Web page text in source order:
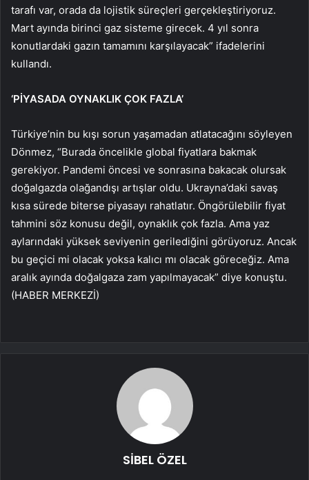
tarafı var, orada da lojistik süreçleri gerçekleştiriyoruz.
Mart ayında birinci gaz sisteme girecek. 4 yıl sonra
konutlardaki gazın tamamını karşılayacak” ifadelerini
kullandı.
‘PİYASADA OYNAKLIK ÇOK FAZLA’
Türkiye’nin bu kışı sorun yaşamadan atlatacağını söyleyen
Dönmez, “Burada öncelikle global fiyatlara bakmak
gerekiyor. Pandemi öncesi ve sonrasına bakacak olursak
doğalgazda olağandışı artışlar oldu. Ukrayna’daki savaş
kısa sürede biterse piyasayı rahatlatır. Öngörülebilir fiyat
tahmini söz konusu değil, oynaklık çok fazla. Ama yaz
aylarındaki yüksek seviyenin gerilediğini görüyoruz. Ancak
bu geçici mi olacak yoksa kalıcı mı olacak göreceğiz. Ama
aralık ayında doğalgaza zam yapılmayacak” diye konuştu.
(HABER MERKEZİ)
SİBEL ÖZEL